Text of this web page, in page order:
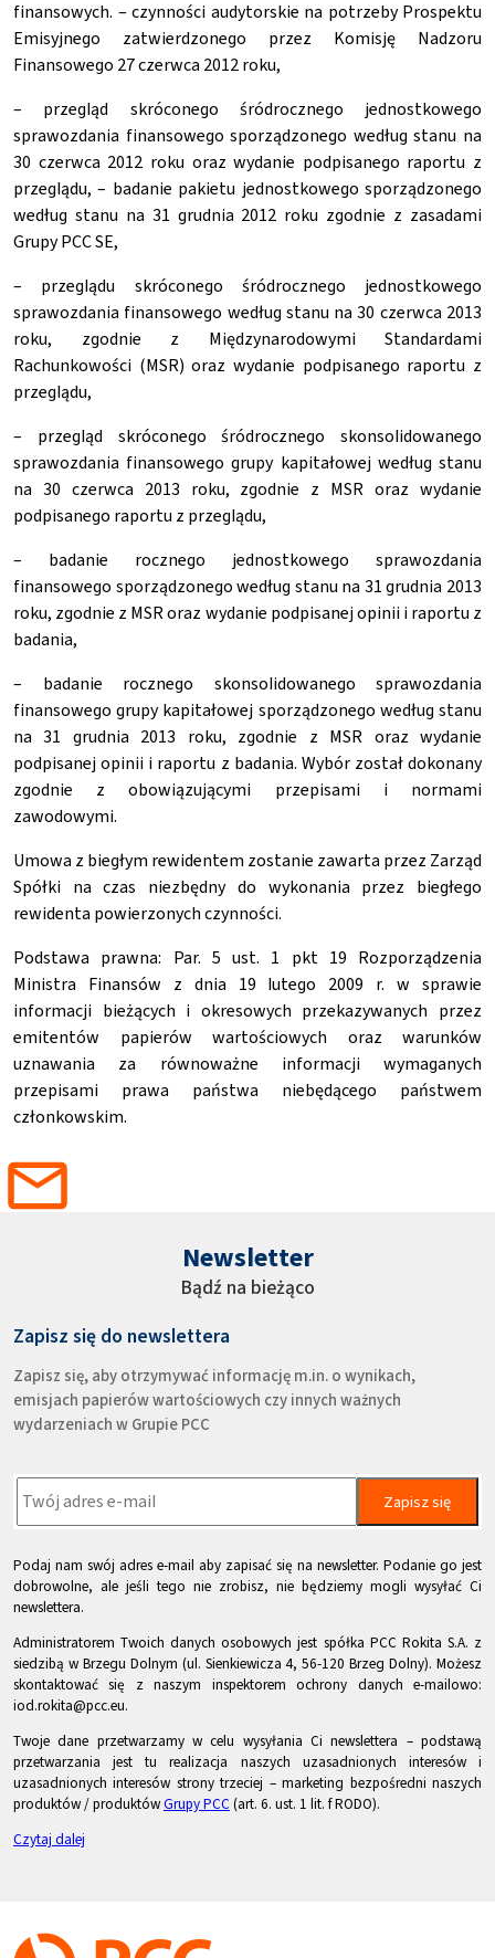
finansowych. – czynności audytorskie na potrzeby Prospektu
Emisyjnego zatwierdzonego przez Komisję Nadzoru
Finansowego 27 czerwca 2012 roku,
– przegląd skróconego śródrocznego jednostkowego
sprawozdania finansowego sporządzonego według stanu na
30 czerwca 2012 roku oraz wydanie podpisanego raportu z
przeglądu, – badanie pakietu jednostkowego sporządzonego
według stanu na 31 grudnia 2012 roku zgodnie z zasadami
Grupy PCC SE,
– przeglądu skróconego śródrocznego jednostkowego
sprawozdania finansowego według stanu na 30 czerwca 2013
roku, zgodnie z Międzynarodowymi Standardami
Rachunkowości (MSR) oraz wydanie podpisanego raportu z
przeglądu,
– przegląd skróconego śródrocznego skonsolidowanego
sprawozdania finansowego grupy kapitałowej według stanu
na 30 czerwca 2013 roku, zgodnie z MSR oraz wydanie
podpisanego raportu z przeglądu,
– badanie rocznego jednostkowego sprawozdania
finansowego sporządzonego według stanu na 31 grudnia 2013
roku, zgodnie z MSR oraz wydanie podpisanej opinii i raportu z
badania,
– badanie rocznego skonsolidowanego sprawozdania
finansowego grupy kapitałowej sporządzonego według stanu
na 31 grudnia 2013 roku, zgodnie z MSR oraz wydanie
podpisanej opinii i raportu z badania. Wybór został dokonany
zgodnie z obowiązującymi przepisami i normami
zawodowymi.
Umowa z biegłym rewidentem zostanie zawarta przez Zarząd
Spółki na czas niezbędny do wykonania przez biegłego
rewidenta powierzonych czynności.
Podstawa prawna: Par. 5 ust. 1 pkt 19 Rozporządzenia
Ministra Finansów z dnia 19 lutego 2009 r. w sprawie
informacji bieżących i okresowych przekazywanych przez
emitentów papierów wartościowych oraz warunków
uznawania za równoważne informacji wymaganych
przepisami prawa państwa niebędącego państwem
członkowskim.
Newsletter
Bądź na bieżąco
Zapisz się do newslettera
Zapisz się, aby otrzymywać informację m.in. o wynikach,
emisjach papierów wartościowych czy innych ważnych
wydarzeniach w Grupie PCC
Zapisz się
Podaj nam swój adres e-mail aby zapisać się na newsletter. Podanie go jest
dobrowolne, ale jeśli tego nie zrobisz, nie będziemy mogli wysyłać Ci
newslettera.
Administratorem Twoich danych osobowych jest spółka PCC Rokita S.A. z
siedzibą w Brzegu Dolnym (ul. Sienkiewicza 4, 56-120 Brzeg Dolny). Możesz
skontaktować się z naszym inspektorem ochrony danych e-mailowo:
iod.rokita@pcc.eu.
Twoje dane przetwarzamy w celu wysyłania Ci newslettera – podstawą
przetwarzania jest tu realizacja naszych uzasadnionych interesów i
uzasadnionych interesów strony trzeciej – marketing bezpośredni naszych
produktów / produktówGrupy PCC (art. 6. ust. 1 lit. f RODO).
Czytaj dalej